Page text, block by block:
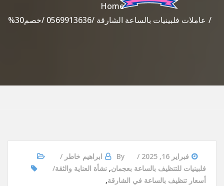
Home
عاملات فلبينيات بالساعة الشارقة /0569913636 /خصم30%
فبراير 16, 2025 By
ابراهيم خاطر
فلبينيات للتنظيف بالساعة بعجمان, نشأة العناية والثقة
أسعار تنظيف بالساعة في الشارقة,